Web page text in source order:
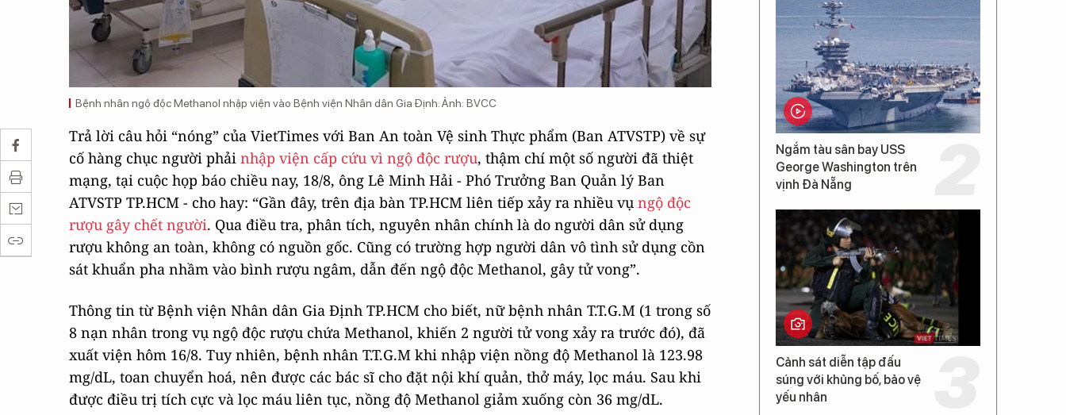
Bệnh nhân ngộ độc Methanol nhập viện vào Bệnh viện Nhân dân Gia Định. Ảnh: BVCC
Trả lời câu hỏi “nóng” của VietTimes với Ban An toàn Vệ sinh Thực phẩm (Ban ATVSTP) về sự
cố hàng chục người phải nhập viện cấp cứu vì ngộ độc rượu, thậm chí một số người đã thiệt
mạng, tại cuộc họp báo chiều nay, 18/8, ông Lê Minh Hải - Phó Trưởng Ban Quản lý Ban
ATVSTP TP.HCM - cho hay: “Gần đây, trên địa bàn TP.HCM liên tiếp xảy ra nhiều vụ ngộ độc
rượu gây chết người. Qua điều tra, phân tích, nguyên nhân chính là do người dân sử dụng
rượu không an toàn, không có nguồn gốc. Cũng có trường hợp người dân vô tình sử dụng cồn
sát khuẩn pha nhầm vào bình rượu ngâm, dẫn đến ngộ độc Methanol, gây tử vong”.
Thông tin từ Bệnh viện Nhân dân Gia Định TP.HCM cho biết, nữ bệnh nhân T.T.G.M (1 trong số
8 nạn nhân trong vụ ngộ độc rượu chứa Methanol, khiến 2 người tử vong xảy ra trước đó), đã
xuất viện hôm 16/8. Tuy nhiên, bệnh nhân T.T.G.M khi nhập viện nồng độ Methanol là 123.98
mg/dL, toan chuyển hoá, nên được các bác sĩ cho đặt nội khí quản, thở máy, lọc máu. Sau khi
được điều trị tích cực và lọc máu liên tục, nồng độ Methanol giảm xuống còn 36 mg/dL.
Ngắm tàu sân bay USS
George Washington trên
vịnh Đà Nẵng
Cảnh sát diễn tập đấu
súng với khủng bố, bảo vệ
yếu nhân